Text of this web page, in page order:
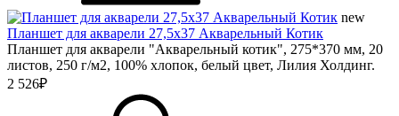
new
Планшет для акварели 27,5х37 Акварельный Котик
Планшет для акварели "Акварельный котик", 275*370 мм, 20
листов, 250 г/м2, 100% хлопок, белый цвет, Лилия Холдинг.
2 526₽